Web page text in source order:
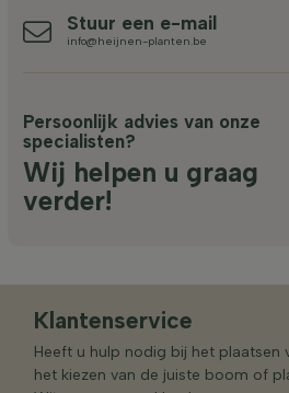
Stuur een e-mail
info@heijnen-planten.be
Persoonlijk advies van onze
specialisten?
Wij helpen u graag
verder!
Klantenservice
Heeft u hulp nodig bij het plaatsen
het kiezen van de juiste boom of